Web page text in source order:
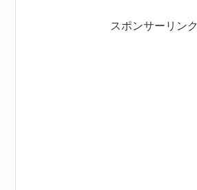
スポンサーリンク